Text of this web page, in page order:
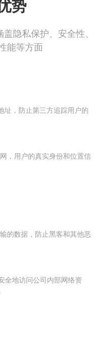
势
隐私保护、安全性、
能等方面
址，防止第三方追踪用户的
，用户的真实身份和位置信
的数据，防止黑客和其他恶
全地访问公司内部网络资